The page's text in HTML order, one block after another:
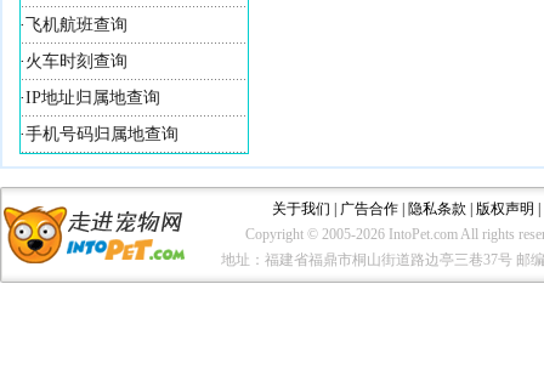
· 飞机航班查询
· 火车时刻查询
·IP地址归属地查询
·手机号码归属地查询
关于我们 广告合作 隐私条款 版权声明
Copyright © 2005-2026 IntoPet.com All rights
地址：福建省福鼎市桐山街道路边亭三巷37号 邮